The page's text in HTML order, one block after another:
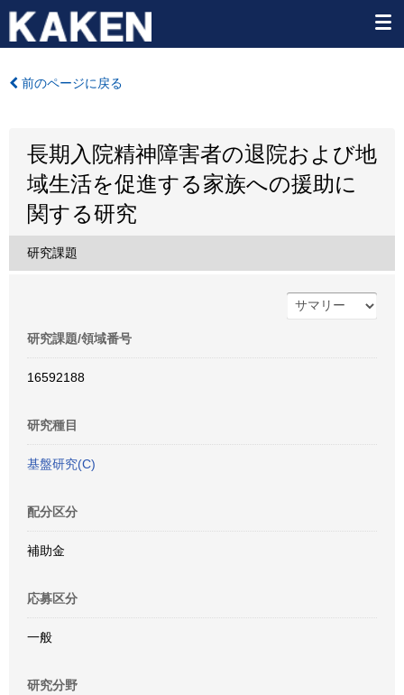
前のページに戻る
長期入院精神障害者の退院および地
域生活を促進する家族への援助に
関する研究
研究課題
研究課題/領域番号
16592188
研究種目
基盤研究(C)
配分区分
補助金
応募区分
一般
研究分野